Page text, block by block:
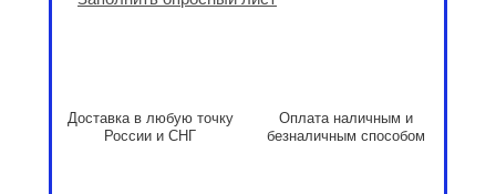
Доставка в любую точку
России и СНГ
Оплата наличным и
безналичным способом